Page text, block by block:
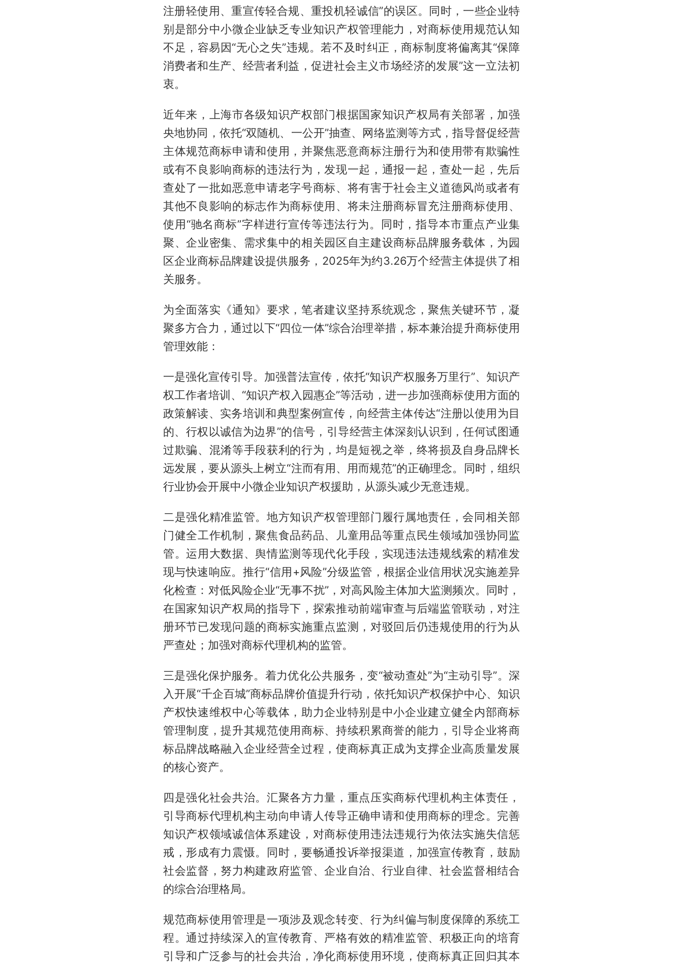
注册轻使用、重宣传轻合规、重投机轻诚信”的误区。同时，一些企业特
别是部分中小微企业缺乏专业知识产权管理能力，对商标使用规范认知
不足，容易因“无心之失”违规。若不及时纠正，商标制度将偏离其“保障
消费者和生产、经营者利益，促进社会主义市场经济的发展”这一立法初
衷。
近年来，上海市各级知识产权部门根据国家知识产权局有关部署，加强
央地协同，依托“双随机、一公开”抽查、网络监测等方式，指导督促经营
主体规范商标申请和使用，并聚焦恶意商标注册行为和使用带有欺骗性
或有不良影响商标的违法行为，发现一起，通报一起，查处一起，先后
查处了一批如恶意申请老字号商标、将有害于社会主义道德风尚或者有
其他不良影响的标志作为商标使用、将未注册商标冒充注册商标使用、
使用“驰名商标”字样进行宣传等违法行为。同时，指导本市重点产业集
聚、企业密集、需求集中的相关园区自主建设商标品牌服务载体，为园
区企业商标品牌建设提供服务，2025年为约3.26万个经营主体提供了相
关服务。
为全面落实《通知》要求，笔者建议坚持系统观念，聚焦关键环节，凝
聚多方合力，通过以下“四位一体”综合治理举措，标本兼治提升商标使用
管理效能：
一是强化宣传引导。加强普法宣传，依托“知识产权服务万里行”、知识产
权工作者培训、“知识产权入园惠企”等活动，进一步加强商标使用方面的
政策解读、实务培训和典型案例宣传，向经营主体传达“注册以使用为目
的、行权以诚信为边界”的信号，引导经营主体深刻认识到，任何试图通
过欺骗、混淆等手段获利的行为，均是短视之举，终将损及自身品牌长
远发展，要从源头上树立“注而有用、用而规范”的正确理念。同时，组织
行业协会开展中小微企业知识产权援助，从源头减少无意违规。
二是强化精准监管。地方知识产权管理部门履行属地责任，会同相关部
门健全工作机制，聚焦食品药品、儿童用品等重点民生领域加强协同监
管。运用大数据、舆情监测等现代化手段，实现违法违规线索的精准发
现与快速响应。推行“信用+风险”分级监管，根据企业信用状况实施差异
化检查：对低风险企业“无事不扰”，对高风险主体加大监测频次。同时，
在国家知识产权局的指导下，探索推动前端审查与后端监管联动，对注
册环节已发现问题的商标实施重点监测，对驳回后仍违规使用的行为从
严查处；加强对商标代理机构的监管。
三是强化保护服务。着力优化公共服务，变“被动查处”为“主动引导”。深
入开展“千企百城”商标品牌价值提升行动，依托知识产权保护中心、知识
产权快速维权中心等载体，助力企业特别是中小企业建立健全内部商标
管理制度，提升其规范使用商标、持续积累商誉的能力，引导企业将商
标品牌战略融入企业经营全过程，使商标真正成为支撑企业高质量发展
的核心资产。
四是强化社会共治。汇聚各方力量，重点压实商标代理机构主体责任，
引导商标代理机构主动向申请人传导正确申请和使用商标的理念。完善
知识产权领域诚信体系建设，对商标使用违法违规行为依法实施失信惩
戒，形成有力震慑。同时，要畅通投诉举报渠道，加强宣传教育，鼓励
社会监督，努力构建政府监管、企业自治、行业自律、社会监督相结合
的综合治理格局。
规范商标使用管理是一项涉及观念转变、行为纠偏与制度保障的系统工
程。通过持续深入的宣传教育、严格有效的精准监管、积极正向的培育
引导和广泛参与的社会共治，净化商标使用环境，使商标真正回归其本